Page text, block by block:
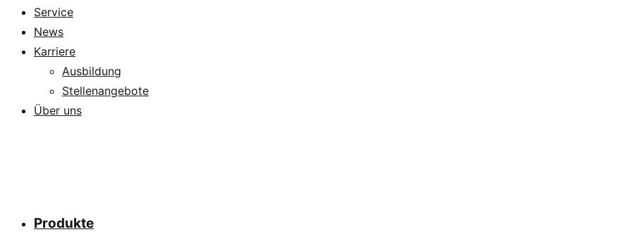
Service
News
Karriere
Ausbildung
Stellenangebote
Über uns
Produkte